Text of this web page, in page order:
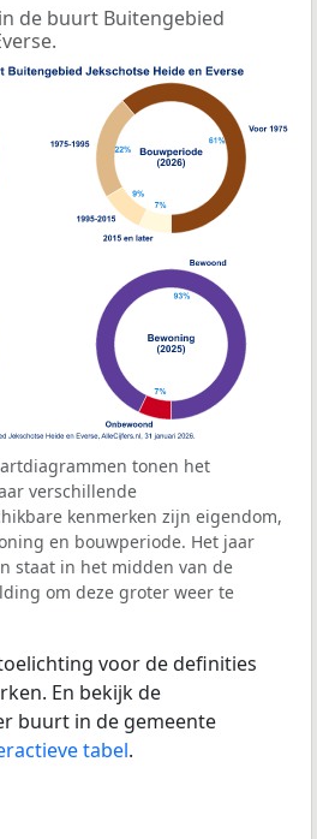
de buurt Buitengebied
tonen het
verschillende
kenmerken zijn eigendom,
en bouwperiode. Het jaar
staat in het midden van de
om deze groter weer te
voor de definities
En bekijk de
buurt in de gemeente
tabel.